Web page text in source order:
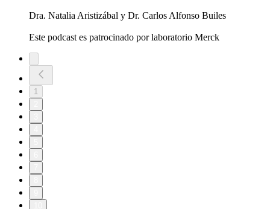
Dra. Natalia Aristizábal y Dr. Carlos Alfonso Builes
Este podcast es patrocinado por laboratorio Merck
1